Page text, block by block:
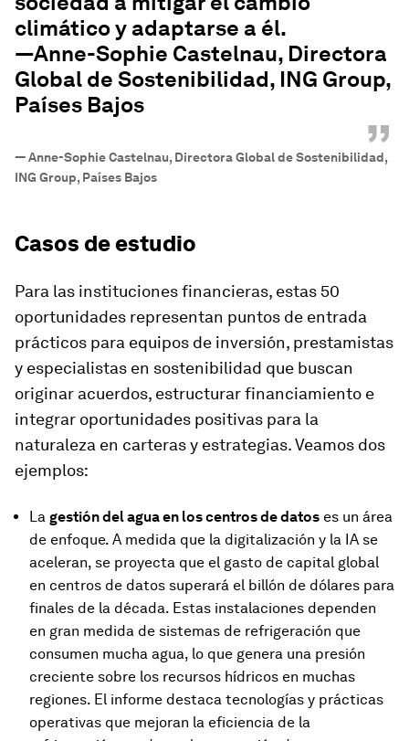
climático y adaptarse a él.
—Anne-Sophie Castelnau, Directora
Global de Sostenibilidad, ING Group,
Países Bajos
”
—Anne-Sophie Castelnau, Directora Global de Sostenibilidad,
ING Group, Países Bajos
Casos de estudio
Para las instituciones financieras, estas 50
oportunidades representan puntos de entrada
prácticos para equipos de inversión, prestamistas
y especialistas en sostenibilidad que buscan
originar acuerdos, estructurar financiamiento e
integrar oportunidades positivas para la
naturaleza en carteras y estrategias. Veamos dos
ejemplos:
La gestión del agua en los centros de datos es un área
de enfoque. A medida que la digitalización y la IA se
aceleran, se proyecta que el gasto de capital global
en centros de datos superará el billón de dólares para
finales de la década. Estas instalaciones dependen
en gran medida de sistemas de refrigeración que
consumen mucha agua, lo que genera una presión
creciente sobre los recursos hídricos en muchas
regiones. El informe destaca tecnologías y prácticas
operativas que mejoran la eficiencia de la